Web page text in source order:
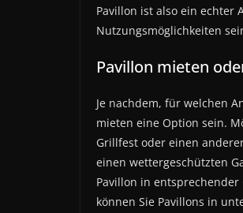
Pavillon ist also ein
Nutzungsmöglichkeiten
Pavillon mieten
Je nachdem, für welchen
mieten eine Option sein.
Grillfest oder einen
einen wettergeschützten
Pavillon in entsprechender
können Sie Pavillons in